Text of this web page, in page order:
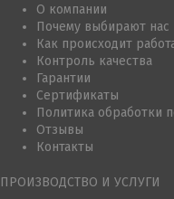
О компании
Почему выбирают нас
Как происходит
Контроль качества
Гарантии
Сертификаты
Политика обработки
Отзывы
Контакты
ПРОИЗВОДСТВО И УСЛУГИ